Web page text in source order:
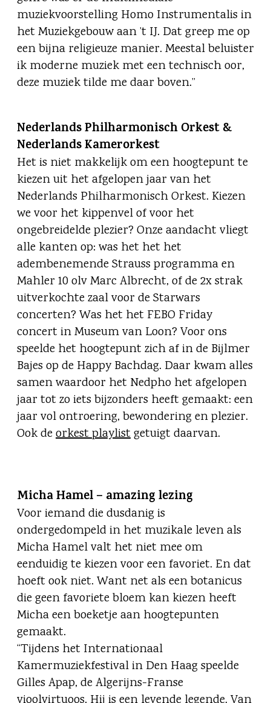
muziekvoorstelling Homo Instrumentalis in
het Muziekgebouw aan ’t IJ. Dat greep me op
een bijna religieuze manier. Meestal beluister
ik moderne muziek met een technisch oor,
deze muziek tilde me daar boven.”
Nederlands Philharmonisch Orkest &
Nederlands Kamerorkest
Het is niet makkelijk om een hoogtepunt te
kiezen uit het afgelopen jaar van het
Nederlands Philharmonisch Orkest. Kiezen
we voor het kippenvel of voor het
ongebreidelde plezier? Onze aandacht vliegt
alle kanten op: was het het het
adembenemende Strauss programma en
Mahler 10 olv Marc Albrecht, of de 2x strak
uitverkochte zaal voor de Starwars
concerten? Was het het FEBO Friday
concert in Museum van Loon? Voor ons
speelde het hoogtepunt zich af in de Bijlmer
Bajes op de Happy Bachdag. Daar kwam alles
samen waardoor het Nedpho het afgelopen
jaar tot zo iets bijzonders heeft gemaakt: een
jaar vol ontroering, bewondering en plezier.
Ook deorkest playlistgetuigt daarvan.
Micha Hamel – amazing lezing
Voor iemand die dusdanig is
ondergedompeld in het muzikale leven als
Micha Hamel valt het niet mee om
eenduidig te kiezen voor een favoriet. En dat
hoeft ook niet. Want net als een botanicus
die geen favoriete bloem kan kiezen heeft
Micha een boeketje aan hoogtepunten
gemaakt.
“Tijdens het Internationaal
Kamermuziekfestival in Den Haag speelde
Gilles Apap, de Algerijns-Franse